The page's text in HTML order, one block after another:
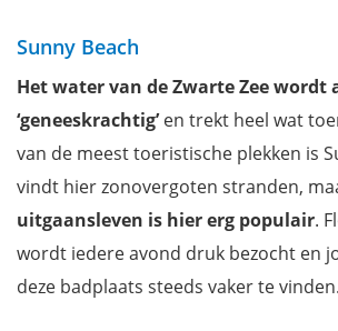
Sunny Beach
Het water van de Zwarte Zee wordt
‘geneeskrachtig’en trekt heel wat
van de meest toeristische plekken is
vindt hier zonovergoten stranden,
uitgaansleven is hier erg populair.
wordt iedere avond druk bezocht en
deze badplaats steeds vaker te vinden.